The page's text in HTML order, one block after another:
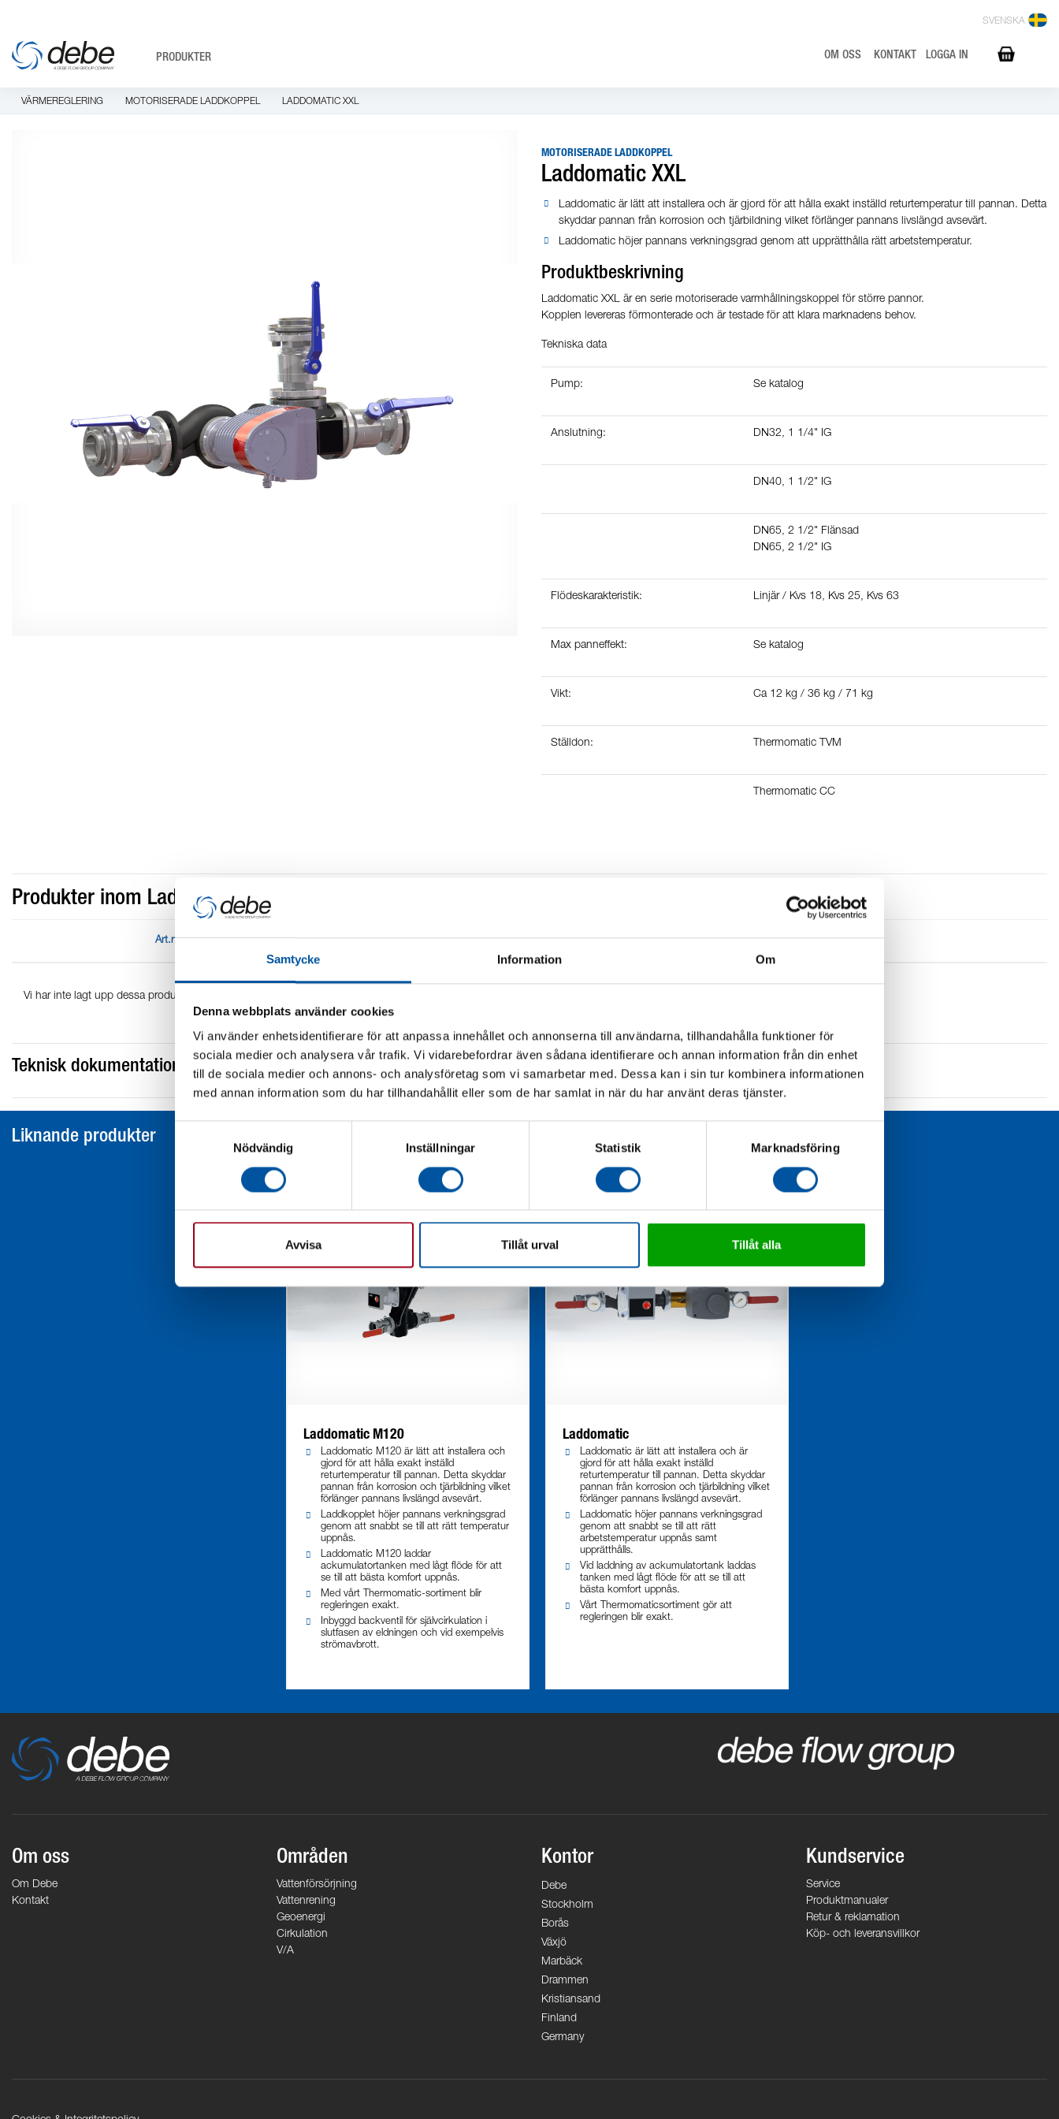
Samtycke Information Om
Denna webbplats använder cookies
Vi använder enhetsidentifierare för att anpassa innehållet och annonserna till användarna, tillhandahålla funktioner för
sociala medier och analysera vår trafik. Vi vidarebefordrar även sådana identifierare och annan information från din enhet
till de sociala medier och annons- och analysföretag som vi samarbetar med. Dessa kan i sin tur kombinera informationen
med annan information som du har tillhandahållit eller som de har samlat in när du har använt deras tjänster.
Nödvändig
Inställningar Statistik Marknadsföring
Avvisa Tillåt urval Tillåt alla
SVENSKA
PRODUKTER OM OSS KONTAKT LOGGA IN
VÄRMEREGLERING MOTORISERADE LADDKOPPEL LADDOMATIC XXL
MOTORISERADE LADDKOPPEL
Laddomatic XXL
Laddomatic är lätt att installera och är gjord för att hålla exakt inställd returtemperatur till pannan. Detta
skyddar pannan från korrosion och tjärbildning vilket förlänger pannans livslängd avsevärt.
Laddomatic höjer pannans verkningsgrad genom att upprätthålla rätt arbetstemperatur.
Produktbeskrivning
Laddomatic XXL är en serie motoriserade varmhållningskoppel för större pannor.
Kopplen levereras förmonterade och är testade för att klara marknadens behov.
Tekniska data
Pump: Se katalog
Anslutning: DN32, 1 1/4" IG
DN40, 1 1/2" IG
DN65, 2 1/2" Flänsad
DN65, 2 1/2" IG
Flödeskarakteristik: Linjär / Kvs 18, Kvs 25, Kvs 63
Max panneffekt: Se katalog
Vikt: Ca 12 kg / 36 kg / 71 kg
Ställdon: Thermomatic TVM
Thermomatic CC
Produkter inom Laddomatic XXL
Art.nr Benämning Pris exkl. moms
Vi har inte lagt upp dessa produkter på vår hemsida än - vänligen kontakta oss på 08-628 11 85 för offert.
Teknisk dokumentation
Liknande produkter
Laddomatic M120
Laddomatic M120 är lätt att installera och
gjord för att hålla exakt inställd
returtemperatur till pannan. Detta skyddar
pannan från korrosion och tjärbildning vilket
förlänger pannans livslängd avsevärt.
Laddkopplet höjer pannans verkningsgrad
genom att snabbt se till att rätt temperatur
uppnås.
Laddomatic M120 laddar
ackumulatortanken med lågt flöde för att
se till att bästa komfort uppnås.
Med vårt Thermomatic-sortiment blir
regleringen exakt.
Inbyggd backventil för självcirkulation i
slutfasen av eldningen och vid exempelvis
strömavbrott.
Laddomatic
Laddomatic är lätt att installera och är
gjord för att hålla exakt inställd
returtemperatur till pannan. Detta skyddar
pannan från korrosion och tjärbildning vilket
förlänger pannans livslängd avsevärt.
Laddomatic höjer pannans verkningsgrad
genom att snabbt se till att rätt
arbetstemperatur uppnås samt
upprätthålls.
Vid laddning av ackumulatortank laddas
tanken med lågt flöde för att se till att
bästa komfort uppnås.
Vårt Thermomaticsortiment gör att
regleringen blir exakt.
Om oss
Om Debe
Kontakt
Områden
Vattenförsörjning
Vattenrening
Geoenergi
Cirkulation
V/A
Kontor
Debe
Stockholm
Borås
Växjö
Marbäck
Drammen
Kristiansand
Finland
Germany
Kundservice
Service
Produktmanualer
Retur & reklamation
Köp- och leveransvillkor